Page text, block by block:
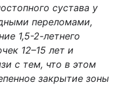
сустава у
переломами,
1,5-2-летнего
12–15 лет и
с тем, что в этом
закрытие зоны